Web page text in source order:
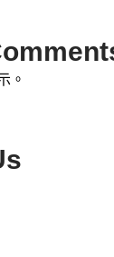
。